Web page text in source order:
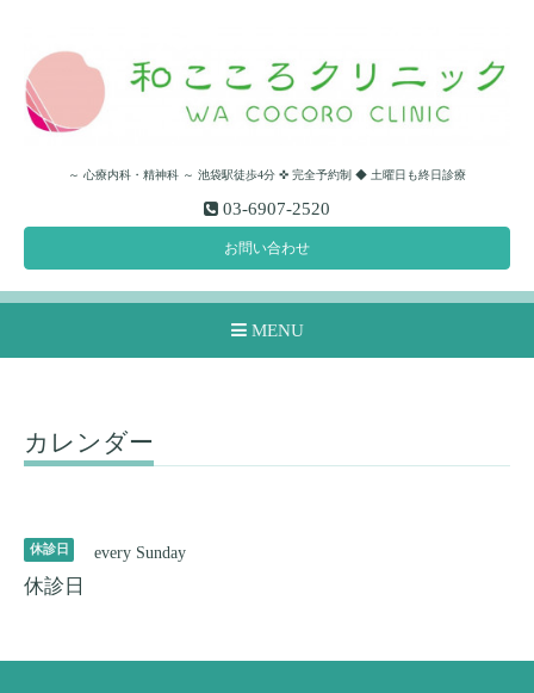
～ 心療内科・精神科 ～ 池袋駅徒歩4分 ✜ 完全予約制 ◆ 土曜日も終日診療
03-6907-2520
お問い合わせ
MENU
カレンダー
休診日 every Sunday
休診日